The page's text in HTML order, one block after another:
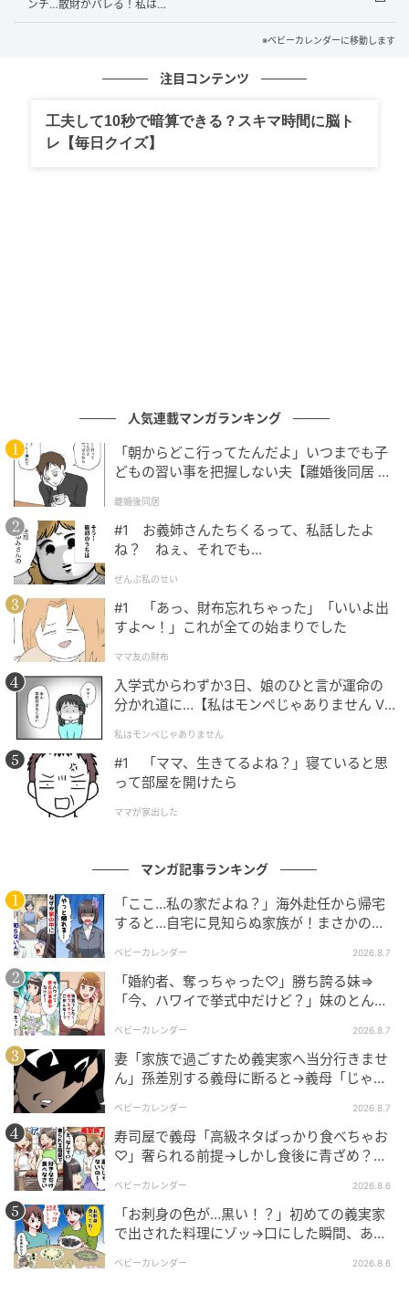
ほどの男の子がチョコレートファウンテンに指を入れ
て食べているのを目撃。再度スタッフさんに伝えまし
たが、私たちは食欲がなくなってしまったこともあ
わが家では人に迷惑をかけないようにと子どもたちに
イラスト：ふー
※ベビーカレンダーが独自に実施したアンケートで集
めた読者様の体験談をもとに記事化しています
ベビーカレンダー編集部
元記事で読む
クリエイター情報
ベビーカレンダー
ベビーカレンダーは妊娠・出産・育児の情報サイト
です。みんなのクチコミや体験談から産婦人科検
000万人以上。
の記事をもっとみる
ンチ…散財がバレる！私は…
※ベビーカレンダーに移動します
注目コンテンツ
工夫して10秒で暗算できる？スキマ時間に脳ト
レ【毎日クイズ】
人気連載マンガランキング
「朝からどこ行ってたんだよ」いつまでも子
どもの習い事を把握しない夫【離婚後同居 Vo
離婚後同居
#1 お義姉さんたちくるって、私話したよ
ね？ ねぇ、それでも…
ぜんぶ私のせい
#1 「あっ、財布忘れちゃった」「いいよ出
すよ〜！」これが全ての始まりでした
ママ友の財布
入学式からわずか3日、娘のひと言が運命の
分かれ道に…【私はモンペじゃありません Vo
私はモンペじゃありません
#1 「ママ、生きてるよね？」寝ていると思
って部屋を開けたら
ママが家出した
マンガ記事ランキング
「ここ…私の家だよね？」海外赴任から帰宅
すると…自宅に見知らぬ家族が！まさかの真
ベビーカレンダー 2026.8.7
「婚約者、奪っちゃった♡」勝ち誇る妹⇒
「今、ハワイで挙式中だけど？」妹のとんで
ベビーカレンダー 2026.8.7
妻「家族で過ごすため義実家へ当分行きませ
ん」孫差別する義母に断ると→義母「じゃ
ベビーカレンダー 2026.8.7
寿司屋で義母「高級ネタばっかり食べちゃお
♡」奢られる前提→しかし食後に青ざめ？通
ベビーカレンダー 2026.8.6
「お刺身の色が…黒い！？」初めての義実家
で出された料理にゾッ→口にした瞬間、あ
ベビーカレンダー 2026.8.6